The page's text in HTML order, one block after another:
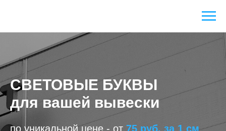
СВЕТОВЫЕ БУКВЫ
для вашей вывески
по уникальной цене - от 75 руб. за 1 см